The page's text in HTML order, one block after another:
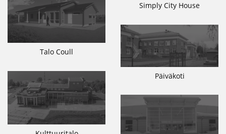
Simply City House
Talo Coull
Päiväkoti